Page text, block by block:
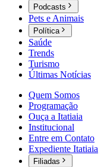
Podcasts
Pets e Animais
Política
Saúde
Trends
Turismo
Últimas Notícias
Quem Somos
Programação
Ouça a Itatiaia
Institucional
Entre em Contato
Expediente Itatiaia
Filiadas